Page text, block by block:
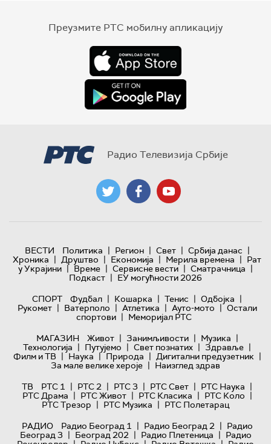
Преузмите РТС мобилну апликацију
Радио Телевизија Србије
ВЕСТИ Политика | Регион | Свет | Србија данас |
Хроника | Друштво | Економија | Мерила времена | Рат
у Украјини | Време | Сервисне вести | Сматрачница |
Подкаст | ЕУ могућности 2026
СПОРТ
Фудбал | Кошарка | Тенис | Одбојка |
Рукомет | Ватерполо | Атлетика | Ауто-мото | Остали
спортови | Меморијал РТС
МАГАЗИН
Живот | Занимљивости | Музика |
Технологијa | Путујемо | Свет познатих | Здравље |
Филм и ТВ | Наука | Природа | Дигитални предузетник |
За мале велике хероје | Наизглед здрав
ТВ
РТС 1 | РТС 2 | РТС 3 | РТС Свет | РТС Наука |
РТС Драма | РТС Живот | РТС Класика | РТС Коло |
РТС Трезор | РТС Музика | РТС Полетарац
РАДИО
Радио Београд 1 | Радио Београд 2 | Радио
Београд 3 | Београд 202 | Радио Плетеница | Радио